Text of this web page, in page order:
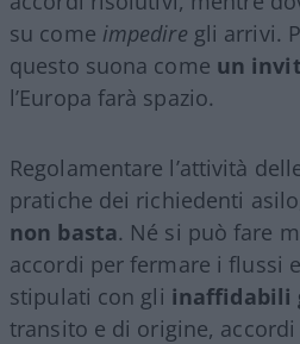
su come impedire gli arrivi.
questo suona come un
l’Europa farà spazio.
Regolamentare l’attività
pratiche dei richiedenti
non basta. Né si può fare
accordi per fermare i flussi
stipulati con gli inaffidabili
transito e di origine,